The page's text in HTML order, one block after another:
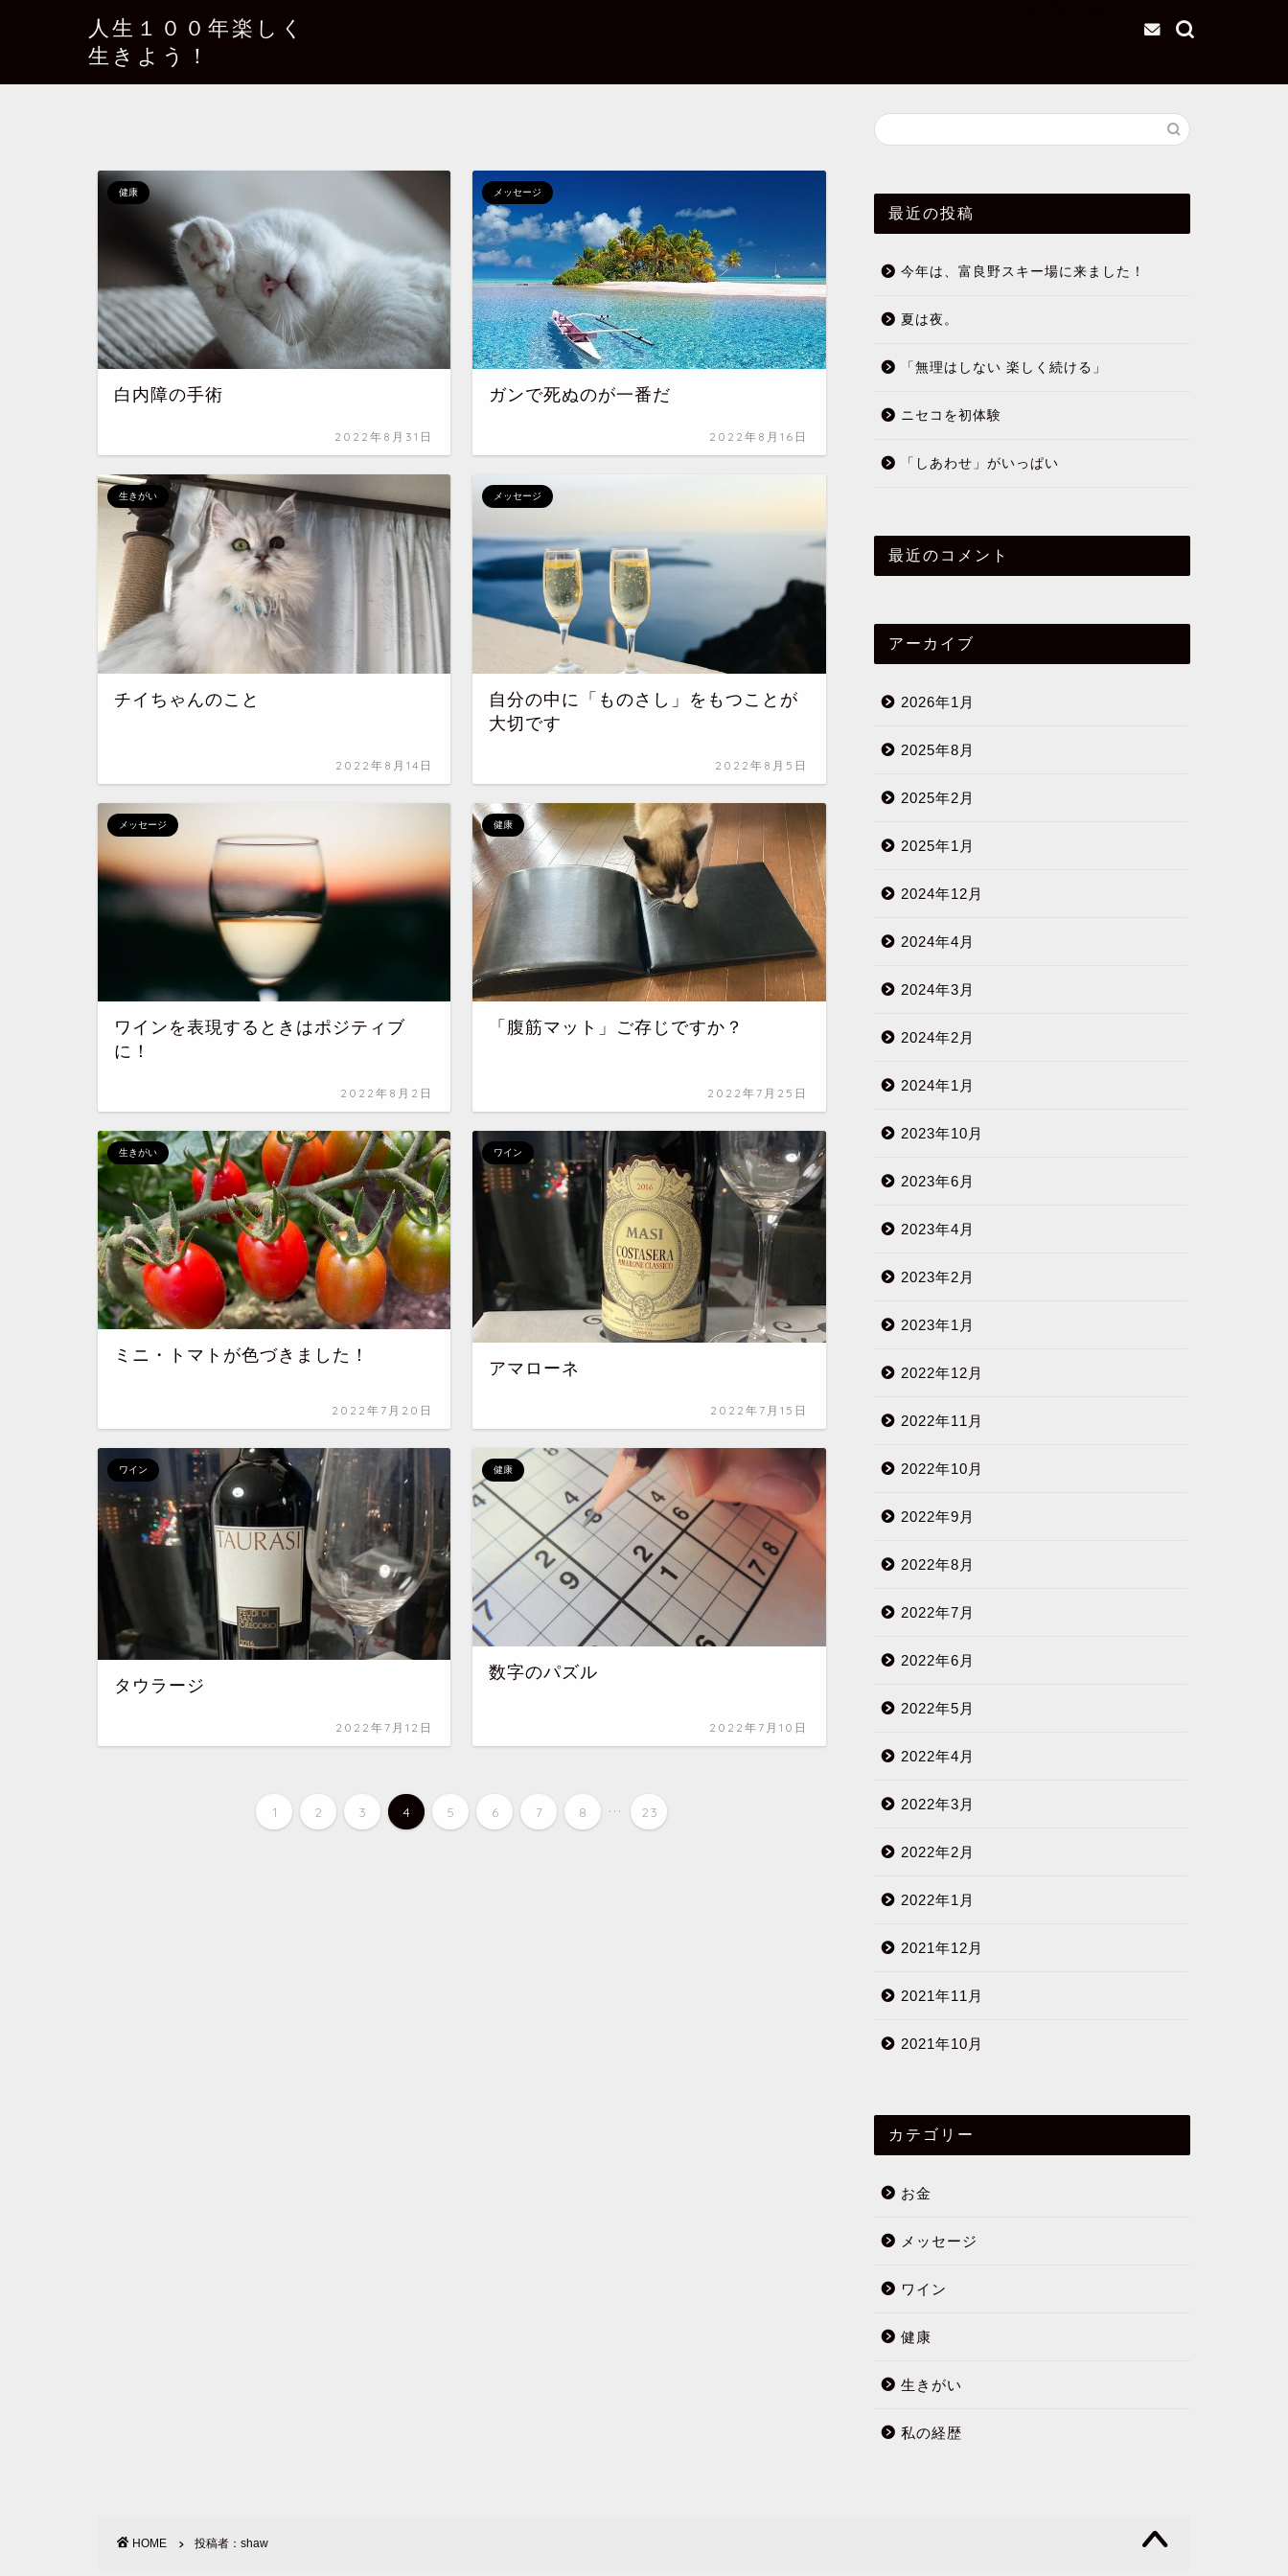
人生１００年楽しく
生きよう！
健康
白内障の手術
2022年8月31日
メッセージ
ガンで死ぬのが一番だ
2022年8月16日
生きがい
チイちゃんのこと
2022年8月14日
メッセージ
自分の中に「ものさし」をもつことが
大切です
2022年8月5日
メッセージ
ワインを表現するときはポジティブ
に！
2022年8月2日
健康
「腹筋マット」ご存じですか？
2022年7月25日
生きがい
ミニ・トマトが色づきました！
2022年7月20日
ワイン
アマローネ
2022年7月15日
ワイン
タウラージ
2022年7月12日
健康
数字のパズル
2022年7月10日
1 2 3 4 5 6 7 8 ... 23
最近の投稿
今年は、富良野スキー場に来ました！
夏は夜。
「無理はしない 楽しく続ける」
ニセコを初体験
「しあわせ」がいっぱい
最近のコメント
アーカイブ
2026年1月
2025年8月
2025年2月
2025年1月
2024年12月
2024年4月
2024年3月
2024年2月
2024年1月
2023年10月
2023年6月
2023年4月
2023年2月
2023年1月
2022年12月
2022年11月
2022年10月
2022年9月
2022年8月
2022年7月
2022年6月
2022年5月
2022年4月
2022年3月
2022年2月
2022年1月
2021年12月
2021年11月
2021年10月
カテゴリー
お金
メッセージ
ワイン
健康
生きがい
私の経歴
HOME 投稿者：shaw